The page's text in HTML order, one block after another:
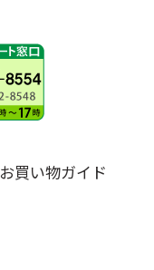
お買い物ガイド